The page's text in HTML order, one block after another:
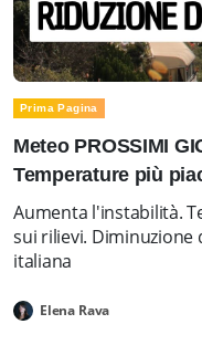
Prima Pagina
Meteo PROSSIMI
Temperature più
Aumenta l'instabilità.
sui rilievi.
italiana
Elena Rava